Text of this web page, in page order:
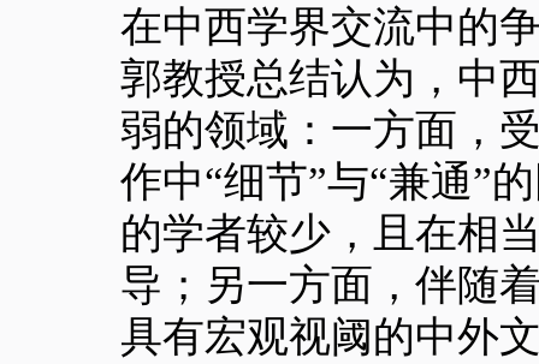
在中西学界交流中的
郭教授总结认为，中
弱的领域：一方面，
作中“细节”与“兼通”
的学者较少，且在相
导；另一方面，伴随
具有宏观视阈的中外